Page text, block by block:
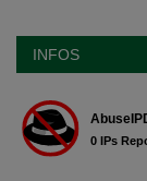
INFOS